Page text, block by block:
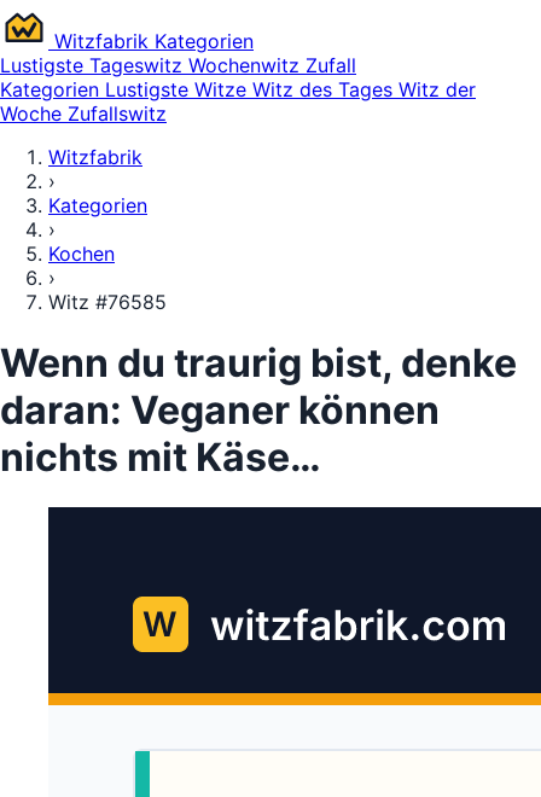
Witzfabrik Kategorien
Lustigste Tageswitz Wochenwitz Zufall
Kategorien Lustigste Witze Witz des Tages Witz der
Woche Zufallswitz
Witzfabrik
›
Kategorien
›
Kochen
›
Witz #76585
Wenn du traurig bist, denke
daran: Veganer können
nichts mit Käse…